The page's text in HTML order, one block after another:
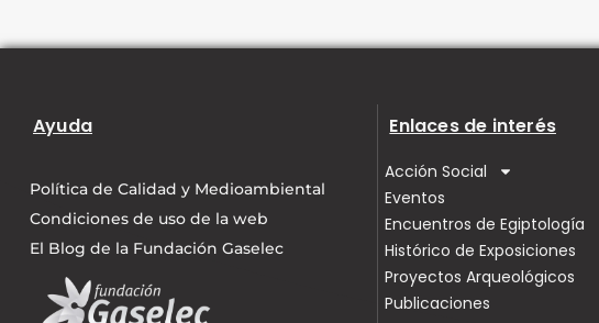
Ayuda
Política de Calidad y Medioambiental
Condiciones de uso de la web
El Blog de la Fundación Gaselec
Enlaces de interés
Acción Social
Eventos
Encuentros de Egiptología
Histórico de Exposiciones
Proyectos Arqueológicos
Publicaciones